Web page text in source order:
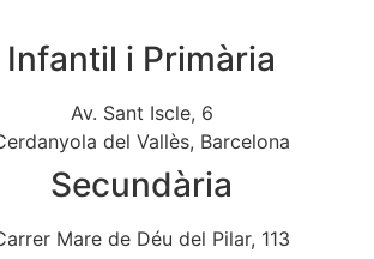
Infantil i Primària
Av. Sant Iscle, 6
del Vallès, Barcelona
Secundària
Mare de Déu del Pilar, 113